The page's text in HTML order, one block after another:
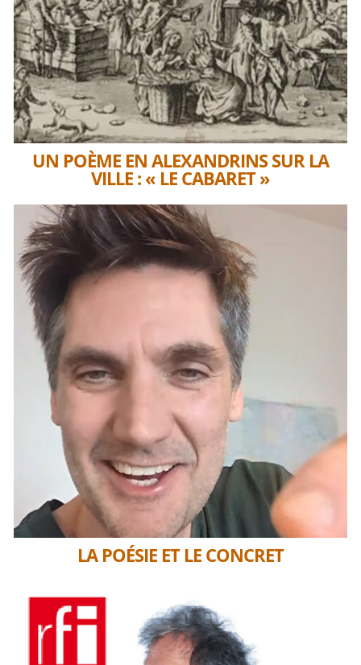
UN POÈME EN ALEXANDRINS SUR LA
VILLE : « LE CABARET »
LA POÉSIE ET LE CONCRET